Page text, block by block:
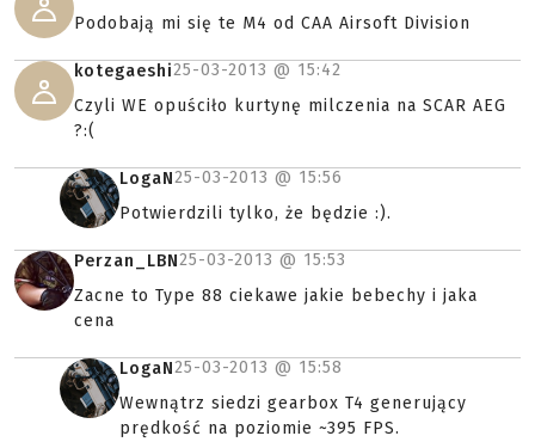
Podobają mi się te M4 od CAA Airsoft Division
kotegaeshi25-03-2013 @ 15:42
Czyli WE opuściło kurtynę milczenia na SCAR AEG
?:(
LogaN25-03-2013 @ 15:56
Potwierdzili tylko, że będzie :).
Perzan_LBN25-03-2013 @ 15:53
Zacne to Type 88 ciekawe jakie bebechy i jaka
cena
LogaN25-03-2013 @ 15:58
Wewnątrz siedzi gearbox T4 generujący
prędkość na poziomie ~395 FPS.